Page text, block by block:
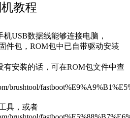
教程
USB数据线能够连接电脑，
件包，ROM包中已自带驱动安装
有安装的话，可在ROM包文件中查
brushtool/
具，或者